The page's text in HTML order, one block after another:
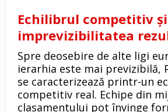
Echilibrul competitiv și
imprevizibilitatea
Spre deosebire de alte ligi
ierarhia este mai previzibilă,
se caracterizează printr-un
competitiv real. Echipe din
clasamentului pot învinge